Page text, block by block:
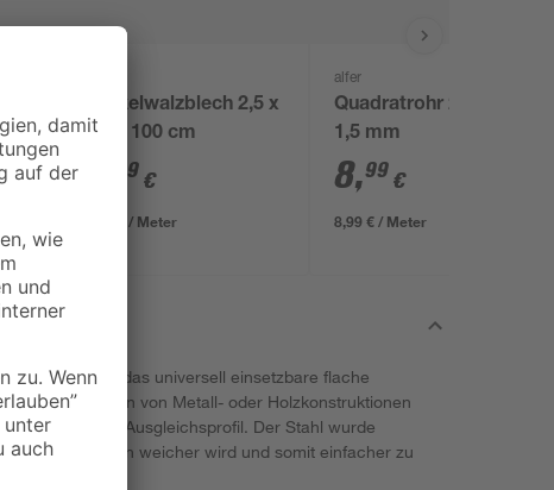
Winkelwalzblech 2,5 x
2,5 x 100 cm
99 €
8,99 € / Meter
alfer
Quadratrohr 25 x 25 x
1,5 mm
8,99 €
8,99 € / Meter
bietet Ihnen das universell einsetzbare flache
Stabilisieren von Metall- oder Holzkonstruktionen
oder Ausgleichsprofil. Der Stahl wurde
Temperaturen weicher wird und somit einfacher zu